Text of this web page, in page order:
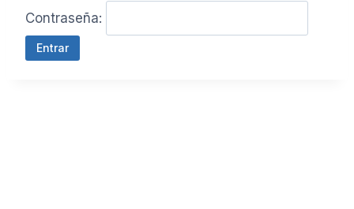
Contraseña: